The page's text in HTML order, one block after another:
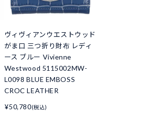
ヴィヴィアンウエストウッド
がま口 三つ折り財布 レディ
ース ブルー Vivienne
Westwood 5115002MW-
L0098 BLUE EMBOSS
CROC LEATHER
¥50,780(税込)